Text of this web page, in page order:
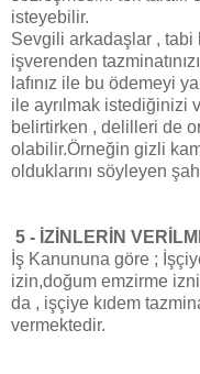
isteyebilir.
Sevgili arkadaşlar , tabi
işverenden
lafınız ile bu ödemeyi
ile ayrılmak istediğinizi
belirtirken , delilleri de
olabilir.Örneğin gizli
olduklarını söyleyen
5 - İZİNLERİN
İş Kanununa göre ;
izin,doğum emzirme
da , işçiye kıdem
vermektedir.